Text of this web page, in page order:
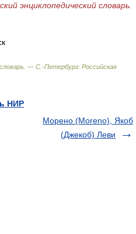
энциклопедический словарь.
— С.-Петербург: Российская
НИР
Морено (Moreno), Якоб
(Джекоб) Леви